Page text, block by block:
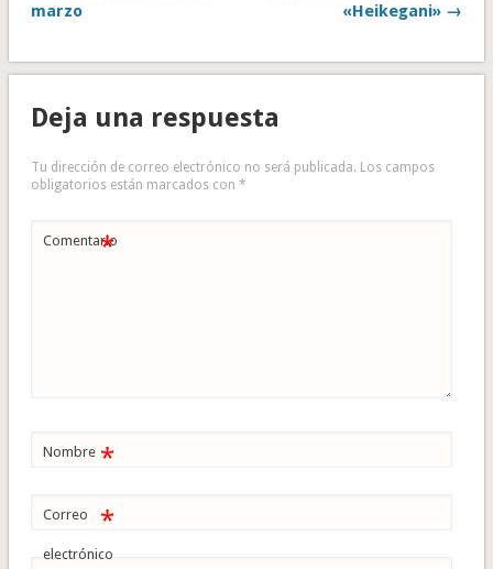
marzo
«Heikegani» →
Deja una respuesta
Tu dirección de correo electrónico no será publicada. Los campos
obligatorios están marcados con *
Comentario
*
Nombre *
Correo
electrónico
*